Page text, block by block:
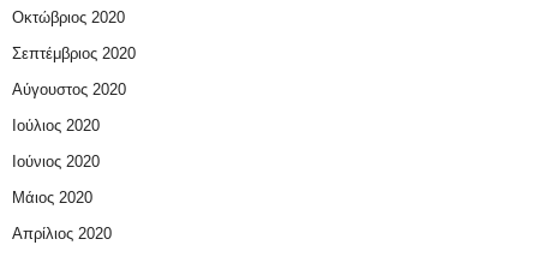
Οκτώβριος 2020
Σεπτέμβριος 2020
Αύγουστος 2020
Ιούλιος 2020
Ιούνιος 2020
Μάιος 2020
Απρίλιος 2020